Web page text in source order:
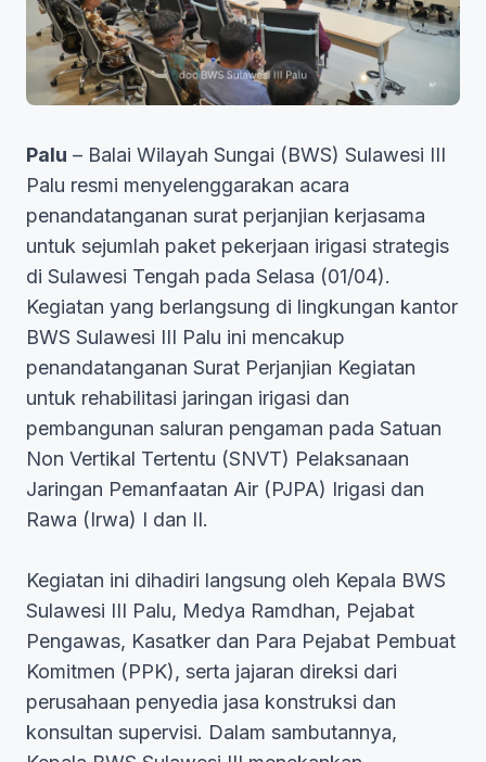
Palu – Balai Wilayah Sungai (BWS) Sulawesi III
Palu resmi menyelenggarakan acara
penandatanganan surat perjanjian kerjasama
untuk sejumlah paket pekerjaan irigasi strategis
di Sulawesi Tengah pada Selasa (01/04).
Kegiatan yang berlangsung di lingkungan kantor
BWS Sulawesi III Palu ini mencakup
penandatanganan Surat Perjanjian Kegiatan
untuk rehabilitasi jaringan irigasi dan
pembangunan saluran pengaman pada Satuan
Non Vertikal Tertentu (SNVT) Pelaksanaan
Jaringan Pemanfaatan Air (PJPA) Irigasi dan
Rawa (Irwa) I dan II.
Kegiatan ini dihadiri langsung oleh Kepala BWS
Sulawesi III Palu, Medya Ramdhan, Pejabat
Pengawas, Kasatker dan Para Pejabat Pembuat
Komitmen (PPK), serta jajaran direksi dari
perusahaan penyedia jasa konstruksi dan
konsultan supervisi. Dalam sambutannya,